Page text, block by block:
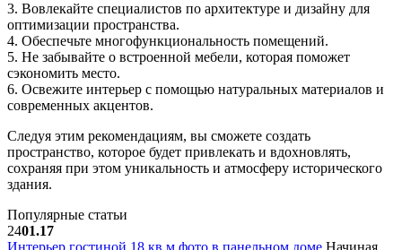
3. Вовлекайте специалистов по архитектуре и дизайну для
оптимизации пространства.
4. Обеспечьте многофункциональность помещений.
5. Не забывайте о встроенной мебели, которая поможет
сэкономить место.
6. Освежите интерьер с помощью натуральных материалов и
современных акцентов.
Следуя этим рекомендациям, вы сможете создать
пространство, которое будет привлекать и вдохновлять,
сохраняя при этом уникальность и атмосферу исторического
здания.
Популярные статьи
2401.17
Интерьер гостиной 18 кв м фото в панельном доме Начиная